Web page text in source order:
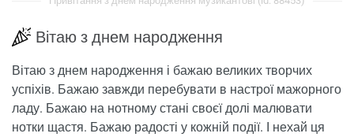
Вітаю з днем ​​народження
Вітаю з днем ​​народження і бажаю великих творчих
успіхів. Бажаю завжди перебувати в настрої мажорного
ладу. Бажаю на нотному стані своєї долі малювати
нотки щастя. Бажаю радості у кожній події. І нехай ця